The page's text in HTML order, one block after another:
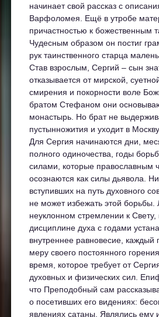
начинает свой рассказ с
Варфоломея. Ещё в утробе
причастностью к божественным
Чудесным образом он постиг
рук таинственного старца
Став взрослым, Сергий – сын
отказывается от мирской,
смирения и покорности воле
братом Стефаном они
монастырь. Но брат не
пустынножития и уходит в Москву.
Для Сергия начинаются дни,
полного одиночества, годы
силами, которые православным
осознаются как силы дьявола.
вступивших на путь духовного
не может избежать этой борьбы.
неуклонном стремлении к
дисциплине духа с годами
внутреннее равновесие, каждый
меру своего постоянного
время, которое требует от
духовных и физических сил.
что Преподобный сам
о посетивших его видениях:
явлениях сатаны. Являлись ему